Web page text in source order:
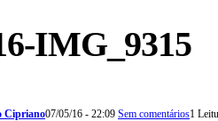
IMG_9315
Cipriano07/05/16 - 22:09 Sem comentários1